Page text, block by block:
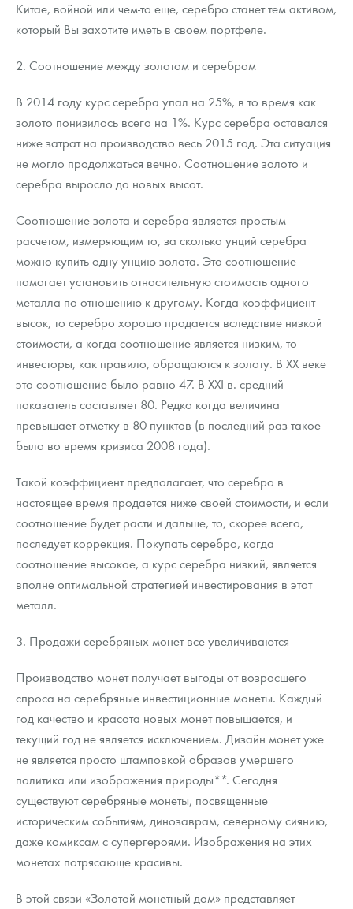
Китае, войной или чем-то еще, серебро станет тем активом,
который Вы захотите иметь в своем портфеле.
2. Соотношение между золотом и серебром
В 2014 году курс серебра упал на 25%, в то время как
золото понизилось всего на 1%. Курс серебра оставался
ниже затрат на производство весь 2015 год. Эта ситуация
не могло продолжаться вечно. Соотношение золото и
серебра выросло до новых высот.
Соотношение золота и серебра является простым
расчетом, измеряющим то, за сколько унций серебра
можно купить одну унцию золота. Это соотношение
помогает установить относительную стоимость одного
металла по отношению к другому. Когда коэффициент
высок, то серебро хорошо продается вследствие низкой
стоимости, а когда соотношение является низким, то
инвесторы, как правило, обращаются к золоту. В ХХ веке
это соотношение было равно 47. В ХХІ в. средний
показатель составляет 80. Редко когда величина
превышает отметку в 80 пунктов (в последний раз такое
было во время кризиса 2008 года).
Такой коэффициент предполагает, что серебро в
настоящее время продается ниже своей стоимости, и если
соотношение будет расти и дальше, то, скорее всего,
последует коррекция. Покупать серебро, когда
соотношение высокое, а курс серебра низкий, является
вполне оптимальной стратегией инвестирования в этот
металл.
3. Продажи серебряных монет все увеличиваются
Производство монет получает выгоды от возросшего
спроса на серебряные инвестиционные монеты. Каждый
год качество и красота новых монет повышается, и
текущий год не является исключением. Дизайн монет уже
не является просто штамповкой образов умершего
политика или изображения природы**. Сегодня
существуют серебряные монеты, посвященные
историческим событиям, динозаврам, северному сиянию,
даже комиксам с супергероями. Изображения на этих
монетах потрясающе красивы.
В этой связи «Золотой монетный дом» представляет